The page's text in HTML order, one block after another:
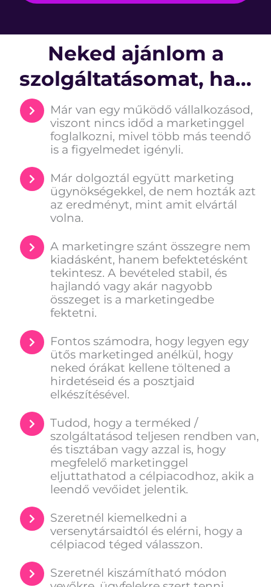
Neked ajánlom a
szolgáltatásomat, ha...
Már van egy működő vállalkozásod,
viszont nincs időd a marketinggel
foglalkozni, mivel több más teendő
is a figyelmedet igényli.
Már dolgoztál együtt marketing
ügynökségekkel, de nem hozták azt
az eredményt, mint amit elvártál
volna.
A marketingre szánt összegre nem
kiadásként, hanem befektetésként
tekintesz. A bevételed stabil, és
hajlandó vagy akár nagyobb
összeget is a marketingedbe
fektetni.
Fontos számodra, hogy legyen egy
ütős marketinged anélkül, hogy
neked órákat kellene töltened a
hirdetéseid és a posztjaid
elkészítésével.
Tudod, hogy a terméked /
szolgáltatásod teljesen rendben van,
és tisztában vagy azzal is, hogy
megfelelő marketinggel
eljuttathatod a célpiacodhoz, akik a
leendő vevőidet jelentik.
Szeretnél kiemelkedni a
versenytársaidtól és elérni, hogy a
célpiacod téged válasszon.
Szeretnél kiszámítható módon